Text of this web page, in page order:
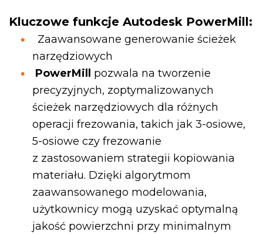
Kluczowe funkcje Autodesk PowerMill:
Zaawansowane generowanie ścieżek
narzędziowych
PowerMill
pozwala na tworzenie
precyzyjnych, zoptymalizowanych
ścieżek narzędziowych dla różnych
operacji frezowania, takich jak 3-osiowe,
5-osiowe czy frezowanie
z zastosowaniem strategii kopiowania
materiału. Dzięki algorytmom
zaawansowanego modelowania,
użytkownicy mogą uzyskać optymalną
jakość powierzchni przy minimalnym